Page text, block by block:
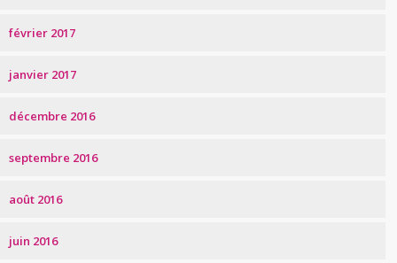
février 2017
janvier 2017
décembre 2016
septembre 2016
août 2016
juin 2016